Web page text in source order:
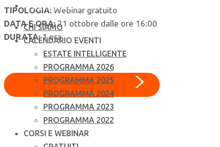
CONTATTI
CHI SIAMO
CALENDARIO EVENTI
ESTATE INTELLIGENTE
PROGRAMMA 2026
PROGRAMMA 2025
PROGRAMMA 2024
PROGRAMMA 2023
PROGRAMMA 2022
CORSI E WEBINAR
TIPOLOGIA: Webinar gratuito
DATA E ORA:21 ottobre dalle ore 16:00
DURATA:1 ora
Scarica il materiale completo